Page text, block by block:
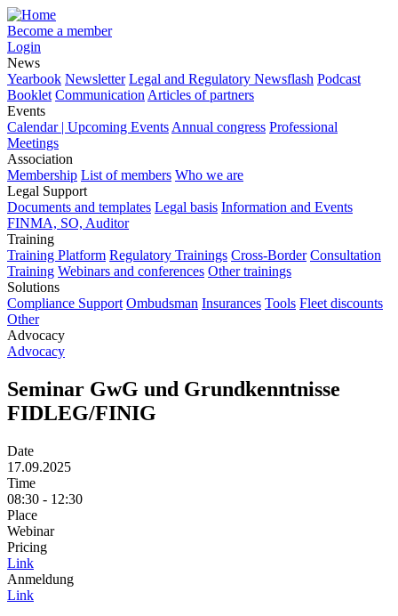
Become a member
Login
News
Yearbook Newsletter Legal and Regulatory Newsflash Podcast
Booklet Communication Articles of partners
Events
Calendar | Upcoming Events Annual congress Professional
Meetings
Association
Membership List of members Who we are
Legal Support
Documents and templates Legal basis Information and Events
FINMA, SO, Auditor
Training
Training Platform Regulatory Trainings Cross-Border Consultation
Training Webinars and conferences Other trainings
Solutions
Compliance Support Ombudsman Insurances Tools Fleet discounts
Other
Advocacy
Advocacy
Seminar GwG und Grundkenntnisse
FIDLEG/FINIG
Date
17.09.2025
Time
08:30 - 12:30
Place
Webinar
Pricing
Link
Anmeldung
Link